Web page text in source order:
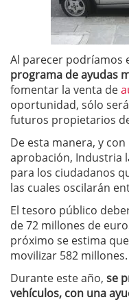
Al parecer podríamos
programa de ayudas
fomentar la venta de
oportunidad, sólo
futuros propietarios
De esta manera, y
aprobación, Industria
para los ciudadanos
las cuales oscilarán
El tesoro público
de 72 millones de
próximo se estima
movilizar 582 millones.
Durante este año, se
vehículos, con una